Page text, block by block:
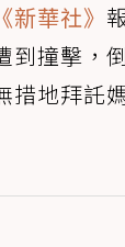
《新華社》
到撞擊，
措地拜託